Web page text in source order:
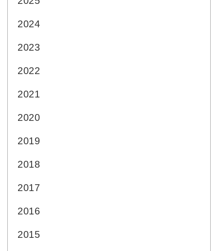
2024
2023
2022
2021
2020
2019
2018
2017
2016
2015